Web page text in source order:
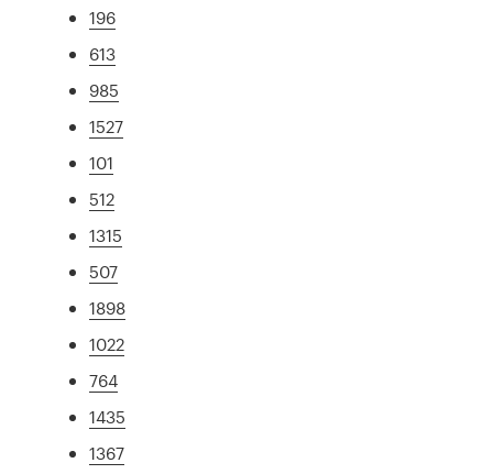
196
613
985
1527
101
512
1315
507
1898
1022
764
1435
1367